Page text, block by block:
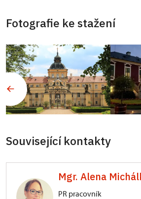
Fotografie ke stažení
Související kontakty
Mgr. Alena
PR pracovník